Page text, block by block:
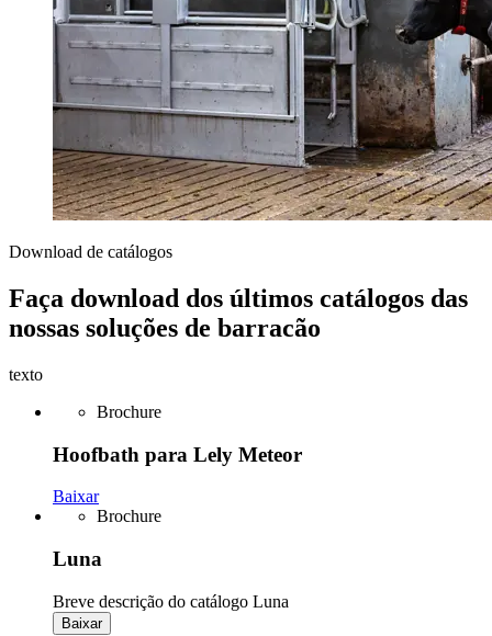
Download de catálogos
Faça download dos últimos catálogos das
nossas soluções de barracão
texto
Brochure
Hoofbath para Lely Meteor
Baixar
Brochure
Luna
Breve descrição do catálogo Luna
Baixar